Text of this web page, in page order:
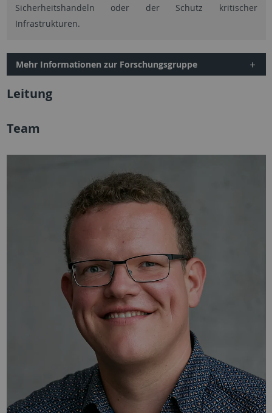
Sicherheitshandeln oder der Schutz kritischer
Infrastrukturen.
Mehr Informationen zur Forschungsgruppe
Leitung
Team